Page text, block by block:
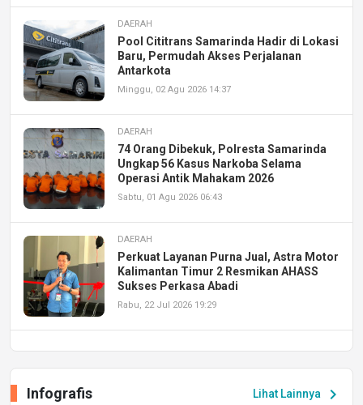
DAERAH
Pool Cititrans Samarinda Hadir di Lokasi
Baru, Permudah Akses Perjalanan
Antarkota
Minggu, 02 Agu 2026 14:37
DAERAH
74 Orang Dibekuk, Polresta Samarinda
Ungkap 56 Kasus Narkoba Selama
Operasi Antik Mahakam 2026
Sabtu, 01 Agu 2026 06:43
DAERAH
Perkuat Layanan Purna Jual, Astra Motor
Kalimantan Timur 2 Resmikan AHASS
Sukses Perkasa Abadi
Rabu, 22 Jul 2026 19:29
Peluang Kerja dan MagangLihat Lainnya chevron_right
Infografis